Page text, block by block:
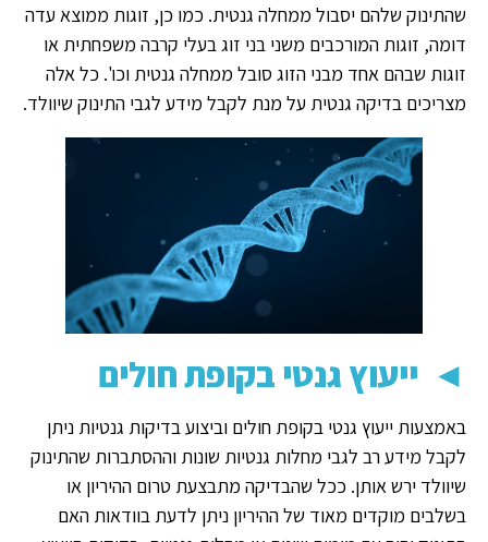
שהתינוק שלהם יסבול ממחלה גנטית. כמו כן, זוגות ממוצא עדה
דומה, זוגות המורכבים משני בני זוג בעלי קרבה משפחתית או
זוגות שבהם אחד מבני הזוג סובל ממחלה גנטית וכו'. כל אלה
מצריכים בדיקה גנטית על מנת לקבל מידע לגבי התינוק שיוולד.
◄ ייעוץ גנטי בקופת חולים
באמצעות ייעוץ גנטי בקופת חולים וביצוע בדיקות גנטיות ניתן
לקבל מידע רב לגבי מחלות גנטיות שונות וההסתברות שהתינוק
שיוולד ירש אותן. ככל שהבדיקה מתבצעת טרום ההיריון או
בשלבים מוקדים מאוד של ההיריון ניתן לדעת בוודאות האם